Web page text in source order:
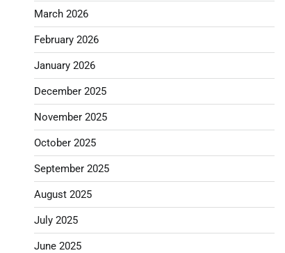
March 2026
February 2026
January 2026
December 2025
November 2025
October 2025
September 2025
August 2025
July 2025
June 2025